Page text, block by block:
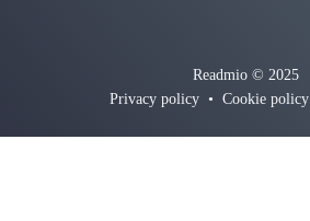
Readmio © 2025
Privacy policy • Cookie policy